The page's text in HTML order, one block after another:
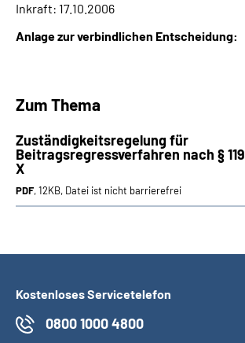
Inkraft: 17.10.2006
Anlagezur verbindlichen Entscheidung:
Zum Thema
Zuständigkeitsregelung für
Beitragsregressverfahren nach §119
X
PDF, 12KB, Datei ist nicht barrierefrei
Kostenloses Servicetelefon
0800 1000 4800